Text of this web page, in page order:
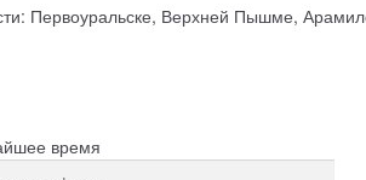
Первоуральске, Верхней Пышме,
время